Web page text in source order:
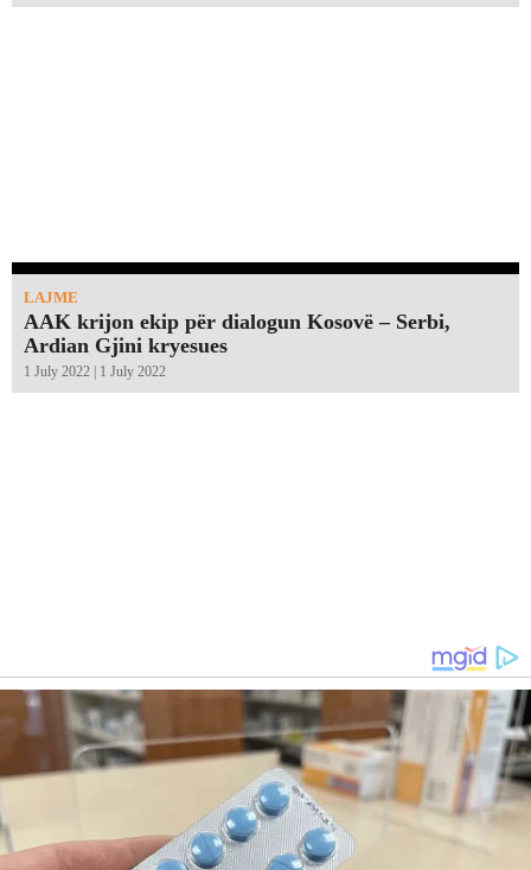
LAJME
AAK krijon ekip për dialogun Kosovë – Serbi,
Ardian Gjini kryesues
1 July 2022 | 1 July 2022